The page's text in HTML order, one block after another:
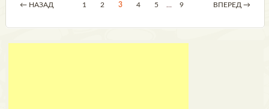
← НАЗАД 1 2 3 4 5 9 ВПЕРЕД →